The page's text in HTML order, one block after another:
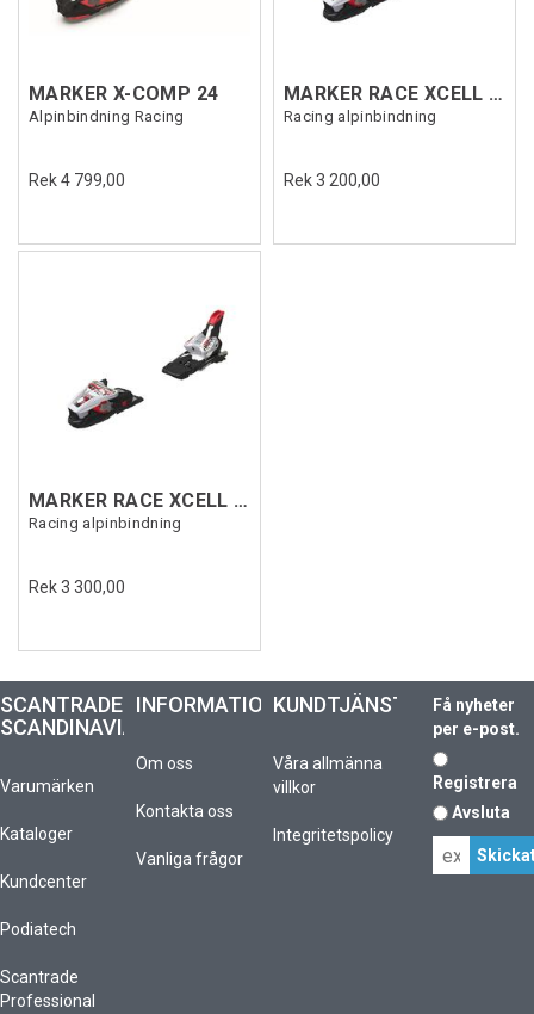
MARKER X-COMP 24
Alpinbindning Racing
Rek 4 799,00
MARKER RACE XCELL 18 Vit
Racing alpinbindning
Rek 3 200,00
MARKER RACE XCELL 24 Vit
Racing alpinbindning
Rek 3 300,00
SCANTRADE
SCANDINAVIA
Varumärken
Kataloger
Kundcenter
Podiatech
Scantrade
Professional
INFORMATION
Om oss
Kontakta oss
Vanliga frågor
KUNDTJÄNST
Våra allmänna
villkor
Integritetspolicy
Få nyheter
per e-post.
Registrera
Avsluta